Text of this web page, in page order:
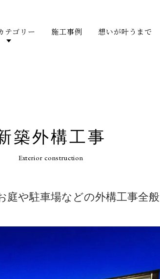
テゴリー 施工事例 想いが叶うまで
築外構工事
Exterior construction
庭や駐車場などの外構工事全般